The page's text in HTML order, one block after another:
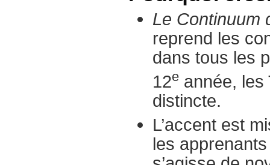
Le Continuum
reprend les
dans tous les
12e année, les
distincte.
L’accent est
les